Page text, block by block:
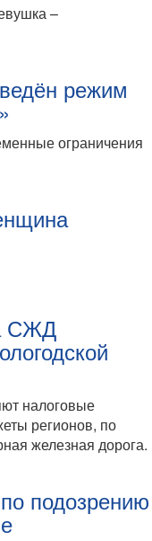
–
режим
ограничения
СЖД
налоговые
регионов, по
железная дорога.
подозрению